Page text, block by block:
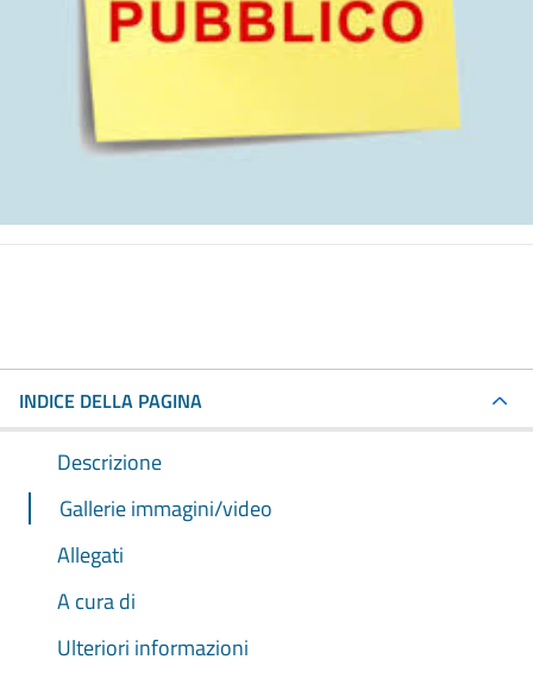
INDICE DELLA PAGINA
Descrizione
Gallerie immagini/video
Allegati
A cura di
Ulteriori informazioni